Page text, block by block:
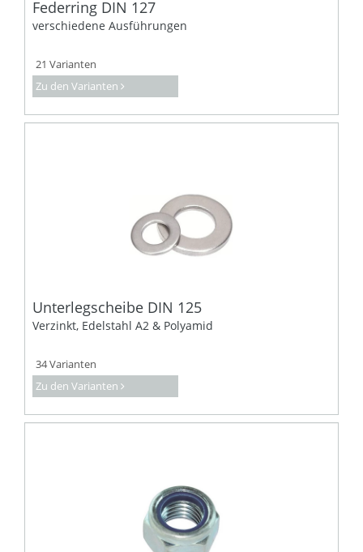
Federring DIN 127
verschiedene Ausführungen
21 Varianten
Zu den Varianten
Unterlegscheibe DIN 125
Verzinkt, Edelstahl A2 & Polyamid
34 Varianten
Zu den Varianten